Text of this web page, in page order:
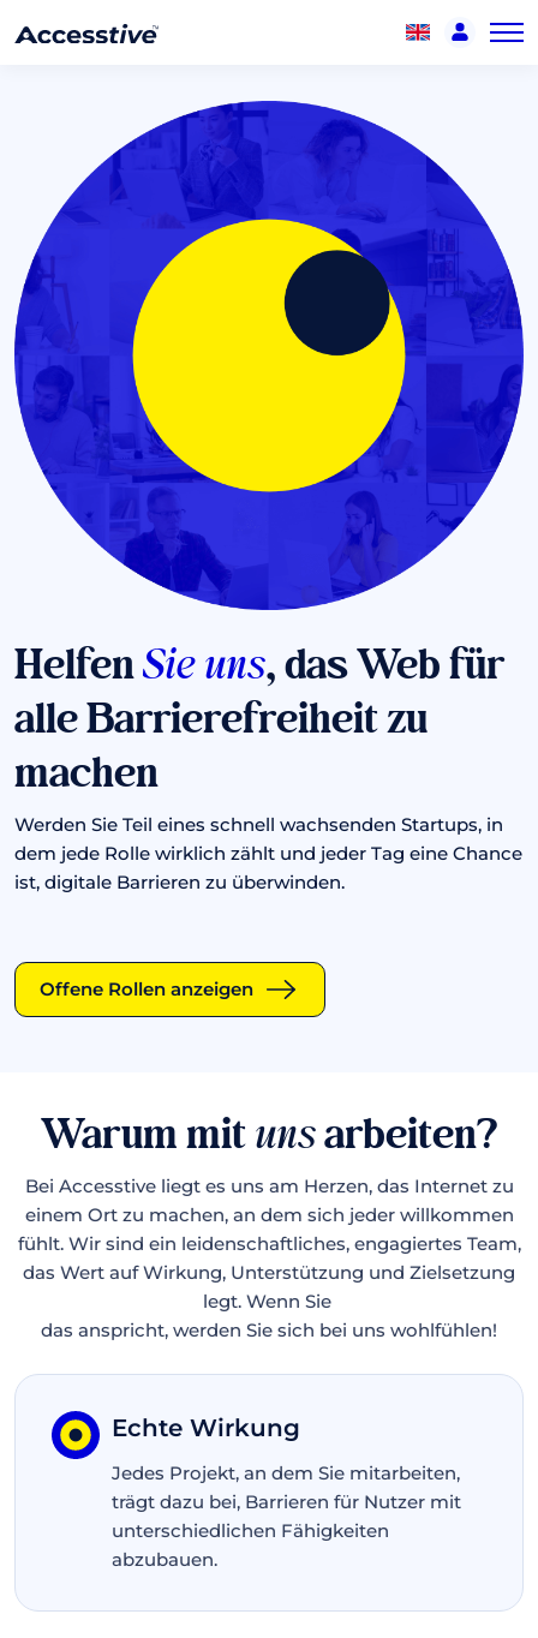
HelfenSie uns, das Web für
alle Barrierefreiheit zu
machen
Werden Sie Teil eines schnell wachsenden Startups, in
dem jede Rolle wirklich zählt und jeder Tag eine Chance
ist, digitale Barrieren zu überwinden.
Offene Rollen anzeigen
Warum mitunsarbeiten?
Bei Accesstive liegt es uns am Herzen, das Internet zu
einem Ort zu machen, an dem sich jeder willkommen
fühlt. Wir sind ein leidenschaftliches, engagiertes Team,
das Wert auf Wirkung, Unterstützung und Zielsetzung
legt. Wenn Sie
das anspricht, werden Sie sich bei uns wohlfühlen!
Echte Wirkung
Jedes Projekt, an dem Sie mitarbeiten,
trägt dazu bei, Barrieren für Nutzer mit
unterschiedlichen Fähigkeiten
abzubauen.